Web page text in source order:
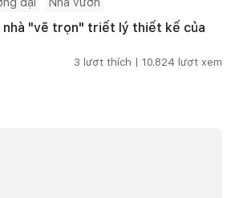
nhà "vẽ trọn" triết lý thiết kế của
3 lượt thích | 10.824 lượt xem